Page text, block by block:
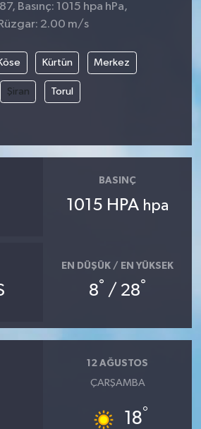
Basınç: 1015 hpa hPa,
Rüzgar: 2.00 m/s
Kürtün Merkez
Şiran Torul
BASINÇ
1015 HPA hpa
EN DÜŞÜK / EN YÜKSEK
8° / 28°
12 AĞUSTOS
ÇARŞAMBA
18°